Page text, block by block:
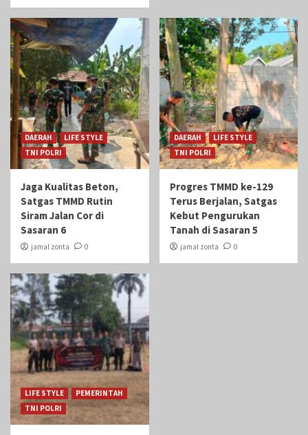
DAERAH
LIFE STYLE
TNI POLRI
Jaga Kualitas Beton,
Satgas TMMD Rutin
Siram Jalan Cor di
Sasaran 6
jamal zonta 0
DAERAH
LIFE STYLE
TNI POLRI
Progres TMMD ke-129
Terus Berjalan, Satgas
Kebut Pengurukan
Tanah di Sasaran 5
jamal zonta 0
LIFE STYLE
PEMERINTAH
TNI POLRI